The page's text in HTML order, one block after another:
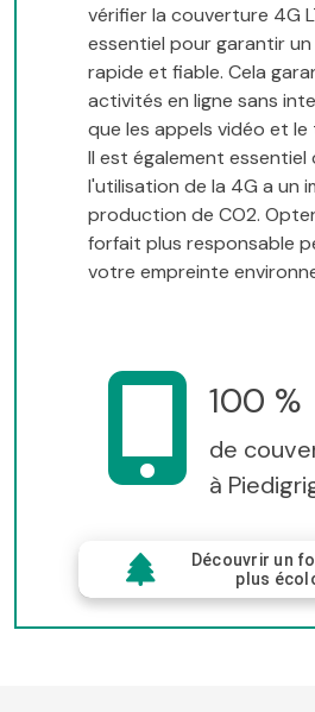
vérifier la couverture 4G
essentiel pour garantir
rapide et fiable. Cela
activités en ligne sans
que les appels vidéo et le
Il est également
l'utilisation de la 4G a un
production de CO2.
forfait plus responsable
votre empreinte
100 %
de
à
Découvrir un
plus